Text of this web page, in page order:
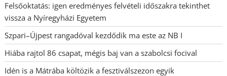
Felsőoktatás: igen eredményes felvételi időszakra tekinthet
vissza a Nyíregyházi Egyetem
Szpari–Újpest rangadóval kezdődik ma este az NB I
Hiába rajtol 86 csapat, mégis baj van a szabolcsi focival
Idén is a Mátrába költözik a fesztiválszezon egyik